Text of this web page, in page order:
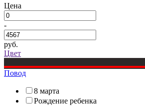
Цена
-
руб.
Цвет
Повод
8 марта
Рождение ребенка